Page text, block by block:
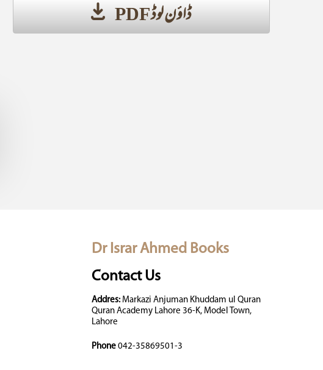
ڈاؤن لوڈ PDF
Dr Israr Ahmed Books
Contact Us
Addres:Markazi Anjuman Khuddam ul Quran
Quran Academy Lahore 36-K, Model Town,
Lahore
Phone 042-35869501-3